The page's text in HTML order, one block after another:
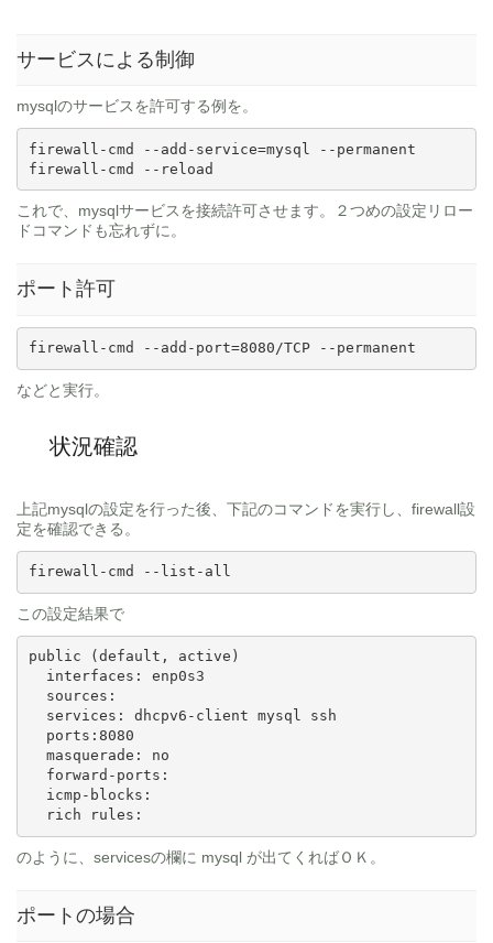
サービスによる制御
mysqlのサービスを許可する例を。
firewall-cmd --add-service=mysql --permanent
firewall-cmd --reload
これで、mysqlサービスを接続許可させます。２つめの設定リロー
ドコマンドも忘れずに。
ポート許可
firewall-cmd --add-port=8080/TCP --permanent
などと実行。
状況確認
上記mysqlの設定を行った後、下記のコマンドを実行し、firewall設
定を確認できる。
firewall-cmd --list-all
この設定結果で
public (default, active)
  interfaces: enp0s3
  sources:
  services: dhcpv6-client mysql ssh
  ports:8080
  masquerade: no
  forward-ports:
  icmp-blocks:
  rich rules:
のように、servicesの欄に mysql が出てくればＯＫ。
ポートの場合